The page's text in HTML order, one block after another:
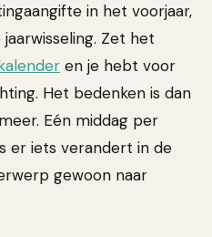
in het voorjaar,
Zet het
en je hebt voor
Het bedenken is dan
Eén middag per
er iets verandert in de
gewoon naar